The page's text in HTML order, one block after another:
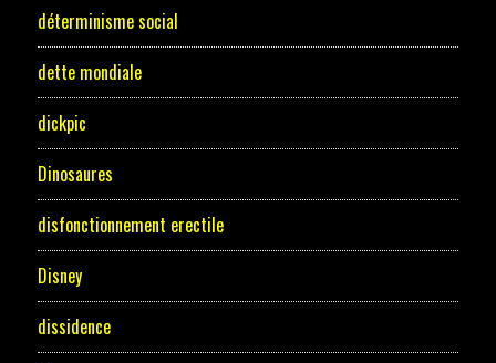
déterminisme social
dette mondiale
dickpic
Dinosaures
disfonctionnement erectile
Disney
dissidence